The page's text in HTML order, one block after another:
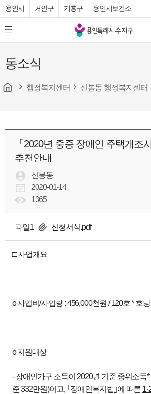
용인시 처인구 기흥구 용인시보건소
모
바
메
뉴
튼
용
인
수
청
동소식
행정복지센터 신봉동 행정복지센터
「2020년 중증 장애인 주택개조사
추천안내
신봉동
2020-01-14
1365
파일1 신청서식.pdf
□ 사업개요
o 사업비/사업량 : 456,000천원 / 120호 * 호
o 지원대상
- 장애인가구 소득이 2020년 기준 중위소득*
준 332만원)이고, ｢장애인복지법｣에 따른